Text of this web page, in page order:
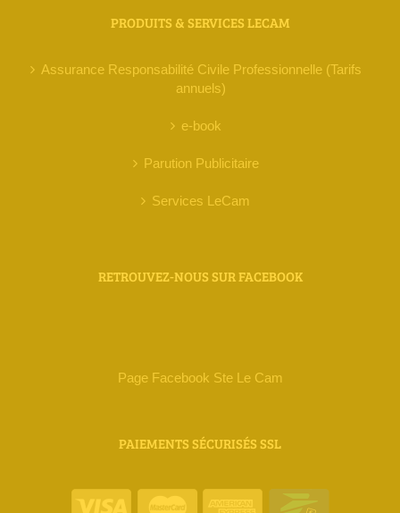
PRODUITS & SERVICES LECAM
Assurance Responsabilité Civile Professionnelle (Tarifs
annuels)
e-book
Parution Publicitaire
Services LeCam
RETROUVEZ-NOUS SUR FACEBOOK
Page Facebook Ste Le Cam
PAIEMENTS SÉCURISÉS SSL